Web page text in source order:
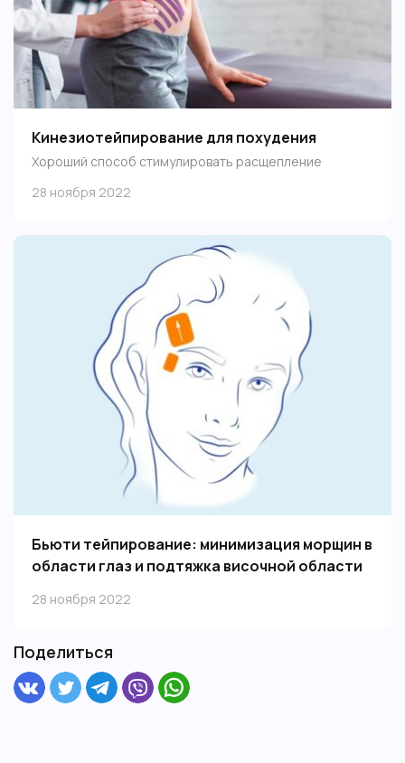
Кинезиотейпирование для похудения
Хороший способ стимулировать расщепление
и улучшению микроциркуляции в мышцах.
28 ноября 2022
Бьюти тейпирование: минимизация морщин в
области глаз и подтяжка височной области
снятия гипертонуса лицевых мышц, восстановления
процедур.
28 ноября 2022
Поделиться